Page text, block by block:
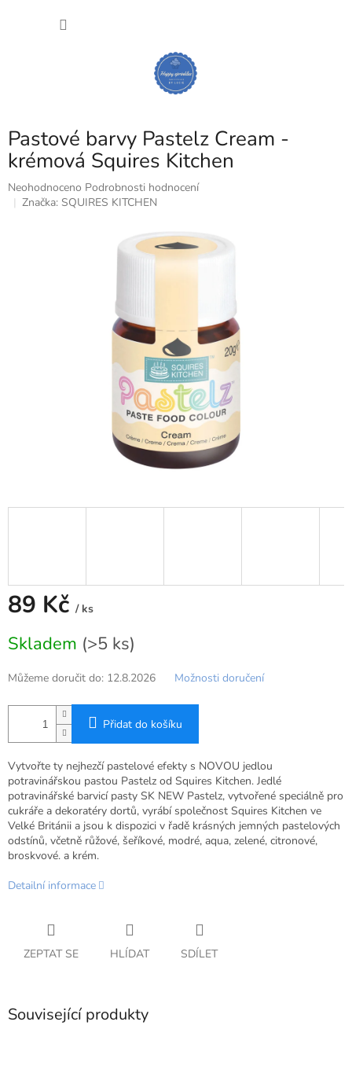
Pastové barvy Pastelz Cream -
krémová Squires Kitchen
Průměrné
hodnocení
Neohodnoceno Podrobnosti hodnocení
Značka: SQUIRES KITCHEN
89 Kč / ks
cena:
Skladem (>5 ks)
Můžeme doručit do: 12.8.2026 Možnosti doručení
Přidat do košíku
Vytvořte ty nejhezčí pastelové efekty s NOVOU jedlou
potravinářskou pastou Pastelz od Squires Kitchen. Jedlé
potravinářské barvicí pasty SK NEW Pastelz, vytvořené speciálně pro
cukráře a dekoratéry dortů, vyrábí společnost Squires Kitchen ve
Velké Británii a jsou k dispozici v řadě krásných jemných pastelových
odstínů, včetně růžové, šeříkové, modré, aqua, zelené, citronové,
broskvové. a krém.
Detailní informace
ZEPTAT SE HLÍDAT SDÍLET
Související produkty